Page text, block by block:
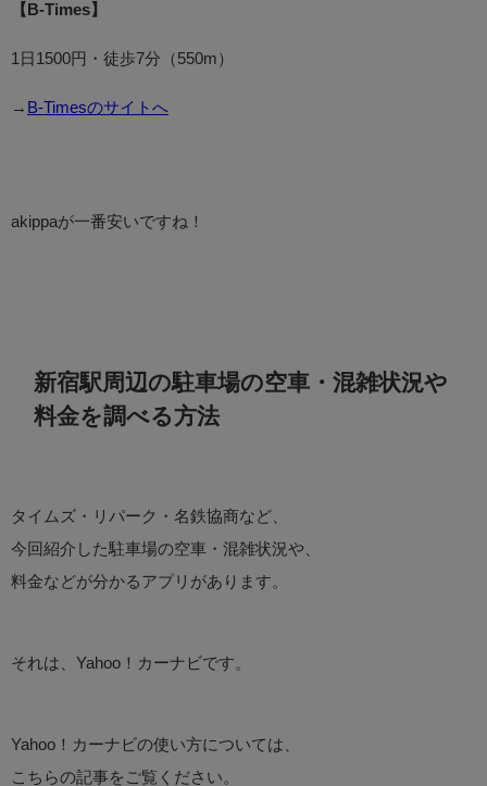
【B-Times】
1日1500円・徒歩7分（550m）
→ B-Timesのサイトへ
akippaが一番安いですね！
新宿駅周辺の駐車場の空車・混雑状況や
料金を調べる方法
タイムズ・リパーク・名鉄協商など、
今回紹介した駐車場の空車・混雑状況や、
料金などが分かるアプリがあります。
それは、Yahoo！カーナビです。
Yahoo！カーナビの使い方については、
こちらの記事をご覧ください。